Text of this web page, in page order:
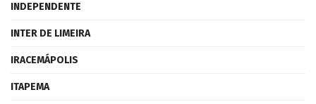
INDEPENDENTE
INTER DE LIMEIRA
IRACEMÁPOLIS
ITAPEMA